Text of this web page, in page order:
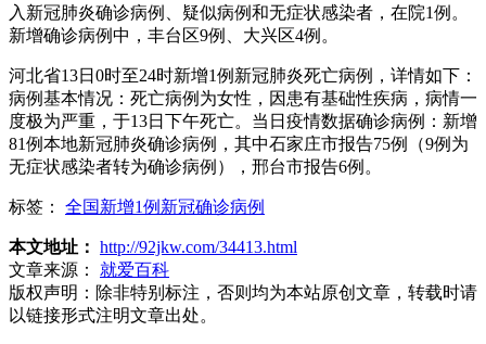
入新冠肺炎确诊病例、疑似病例和无症状感染者，在院1例。
新增确诊病例中，丰台区9例、大兴区4例。
河北省13日0时至24时新增1例新冠肺炎死亡病例，详情如下：
病例基本情况：死亡病例为女性，因患有基础性疾病，病情一
度极为严重，于13日下午死亡。当日疫情数据确诊病例：新增
81例本地新冠肺炎确诊病例，其中石家庄市报告75例（9例为
无症状感染者转为确诊病例），邢台市报告6例。
标签： 全国新增1例新冠确诊病例
本文地址： http://92jkw.com/34413.html
文章来源：
就爱百科
版权声明： 除非特别标注，否则均为本站原创文章，转载时请
以链接形式注明文章出处。